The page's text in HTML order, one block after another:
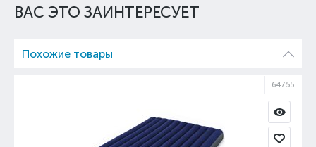
ВАС ЭТО ЗАИНТЕРЕСУЕТ
Похожие товары
64755